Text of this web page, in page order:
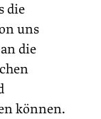
die
uns
die
können.